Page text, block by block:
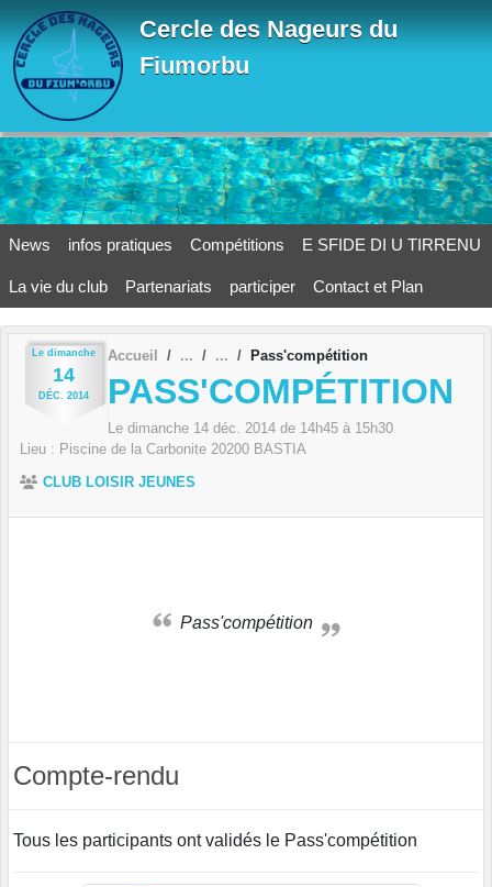
Cercle des Nageurs du
Fiumorbu
News infos pratiques Compétitions E SFIDE DI U TIRRENU
La vie du club Partenariats participer Contact et Plan
Le dimanche
14
DÉC. 2014
Accueil Pass'compétition
PASS'COMPÉTITION
Le dimanche 14 déc. 2014 de 14h45 à 15h30
Lieu : Piscine de la Carbonite 20200 BASTIA
CLUB LOISIR JEUNES
Pass'compétition
Compte-rendu
Tous les participants ont validés le Pass'compétition
Panneau de gestion des cookies